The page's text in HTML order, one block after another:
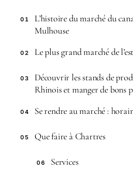
01
L’histoire du marché du
Mulhouse
02 Le plus grand marché de
03
Découvrir les stands de
Rhinois et manger de bons
04 Se rendre au marché :
05 Que faire à Chartres
06 Services